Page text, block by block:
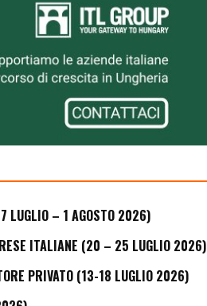
LUGLIO – 1 AGOSTO 2026)
ITALIANE (20 – 25 LUGLIO 2026)
PRIVATO (13-18 LUGLIO 2026)